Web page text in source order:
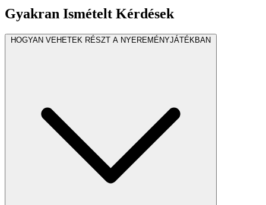
Gyakran Ismételt Kérdések
HOGYAN VEHETEK RÉSZT A NYEREMÉNYJÁTÉKBAN